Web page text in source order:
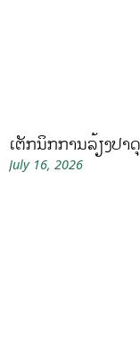
ເຕັກນິກການລ້ຽງປ
July 16, 2026